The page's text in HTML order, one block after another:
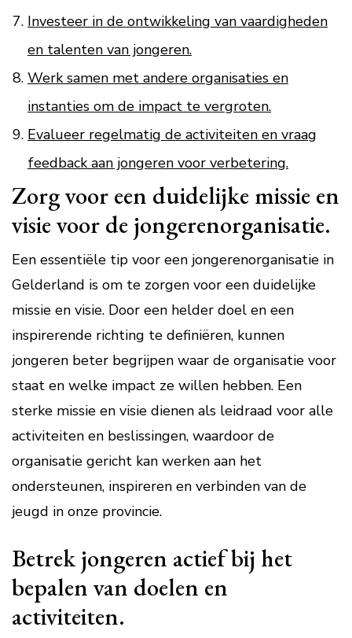
Investeer in de ontwikkeling van vaardigheden
en talenten van jongeren.
Werk samen met andere organisaties en
instanties om de impact te vergroten.
Evalueer regelmatig de activiteiten en vraag
feedback aan jongeren voor verbetering.
Zorg voor een duidelijke missie en
visie voor de jongerenorganisatie.
Een essentiële tip voor een jongerenorganisatie in
Gelderland is om te zorgen voor een duidelijke
missie en visie. Door een helder doel en een
inspirerende richting te definiëren, kunnen
jongeren beter begrijpen waar de organisatie voor
staat en welke impact ze willen hebben. Een
sterke missie en visie dienen als leidraad voor alle
activiteiten en beslissingen, waardoor de
organisatie gericht kan werken aan het
ondersteunen, inspireren en verbinden van de
jeugd in onze provincie.
Betrek jongeren actief bij het
bepalen van doelen en
activiteiten.